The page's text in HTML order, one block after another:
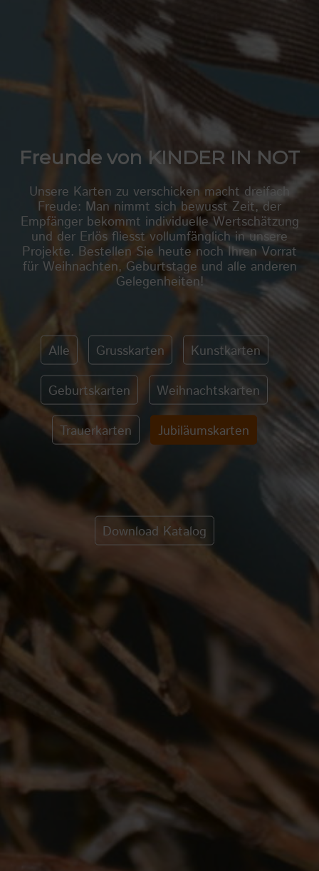
Freunde von KINDER IN NOT
Unsere Karten zu verschicken macht dreifach
Freude: Man nimmt sich bewusst Zeit, der
Empfänger bekommt individuelle Wertschätzung
und der Erlös fliesst vollumfänglich in unsere
Projekte. Bestellen Sie heute noch Ihren Vorrat
für Weihnachten, Geburtstage und alle anderen
Gelegenheiten!
Alle Grusskarten Kunstkarten
Geburtskarten Weihnachtskarten
Trauerkarten Jubiläumskarten
Download Katalog